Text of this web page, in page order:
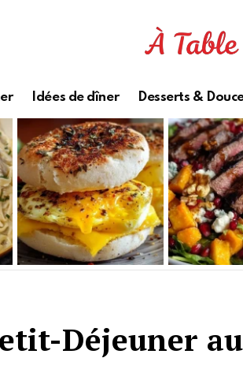
Idées de dîner Desserts &
Déjeuner